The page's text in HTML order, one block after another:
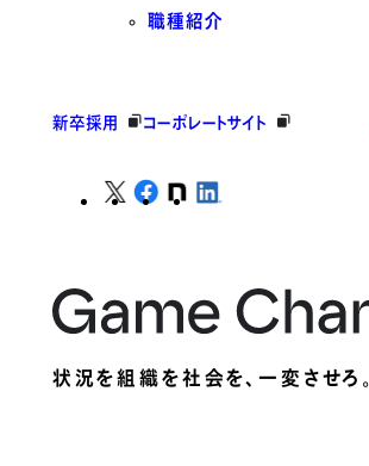
職種紹介
新卒採用 コーポレートサイト
状況を組織を社会を、一変させろ。